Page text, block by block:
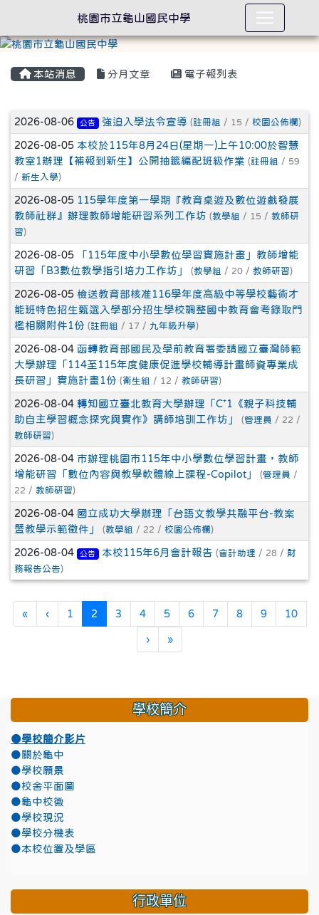
本站消息 分月文章 電子報列表
文章列表
2026-08-06 公告 強迫入學法令宣導 (註冊組 / 15 / 校園公佈欄 )
2026-08-05 本校於115年8月24日(星期一)上午10:00於智慧
教室1辦理【補報到新生】公開抽籤編配班級作業 (註冊組 / 59
/ 新生入學)
2026-08-05 115學年度第一學期『教育桌遊及數位遊戲發展
教師社群』辦理教師增能研習系列工作坊 (教學組 / 15 / 教師研
習)
2026-08-05
「115年度中小學數位學習實施計畫」教師增能
研習「B3數位教學指引培力工作坊」
(教學組 / 20 / 教師研習)
2026-08-05 檢送教育部核准116學年度高級中等學校藝術才
能班特色招生甄選入學部分招生學校調整國中教育會考錄取門
檻相關附件1份 (註冊組 / 17 / 九年級升學)
2026-08-04 函轉教育部國民及學前教育署委請國立臺灣師範
大學辦理「114至115年度健康促進學校輔導計畫師資專業成
長研習」實施計畫1份 (衛生組 / 12 / 教師研習)
2026-08-04 轉知國立臺北教育大學辦理「C⁺1《親子科技輔
助自主學習概念探究與實作》講師培訓工作坊」
(管理員 / 22 /
教師研習)
2026-08-04 市辦理桃園市115年中小學數位學習計畫，教師
增能研習「數位內容與教學軟體線上課程-Copilot」
(管理員 /
22 / 教師研習)
2026-08-04 國立成功大學辦理「台語文教學共融平台-教案
暨教學示範徵件」
(教學組 / 22 / 校園公佈欄 )
2026-08-04 公告 本校115年6月會計報告 (會計助理 / 28 / 財
務報告公告)
«第一頁
‹上一頁
1 2(目前頁次)
3 4 5 6 7 8 9 10
›下一頁
»最後頁
學校簡介
●學校簡介影片
●關於龜中
●學校願景
●校舍平面圖
●龜中校徽
●學校現況
●學校分機表
●本校位置及學區
行政單位
桃園市立龜山國民中學